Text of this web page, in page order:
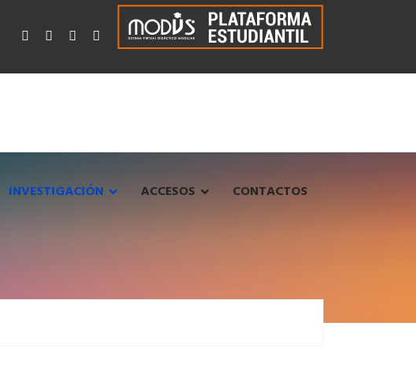
INVESTIGACIÓN ACCESOS CONTACTOS